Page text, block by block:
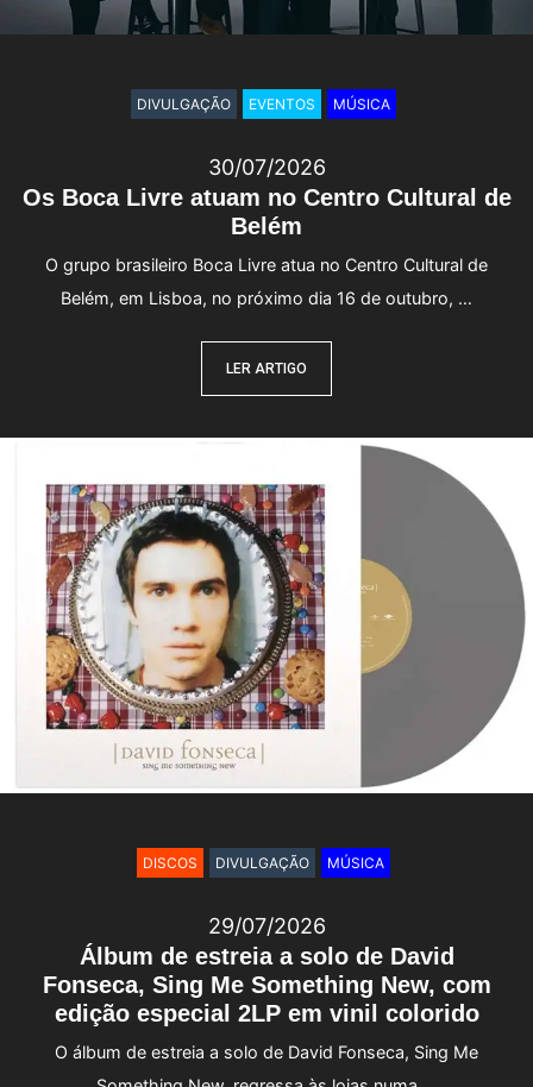
Os Boca Livre atuam no Centro Cultural de
Belém
30/07/2026
O grupo brasileiro Boca Livre atua no Centro Cultural de
Belém, em Lisboa, no próximo dia 16 de outubro, …
LER ARTIGO
DIVULGAÇÃO EVENTOS MÚSICA
Álbum de estreia a solo de David
Fonseca, Sing Me Something New, com
edição especial 2LP em vinil colorido
29/07/2026
O álbum de estreia a solo de David Fonseca, Sing Me
DISCOS DIVULGAÇÃO MÚSICA